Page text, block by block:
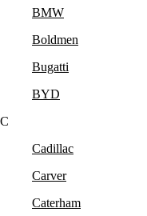
BMW
Boldmen
Bugatti
BYD
C
Cadillac
Carver
Caterham